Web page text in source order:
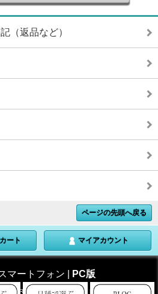
（返品など）
ページの先頭へ戻る
カート マイアカウント
マートフォン PC版
All Rights Reserved.